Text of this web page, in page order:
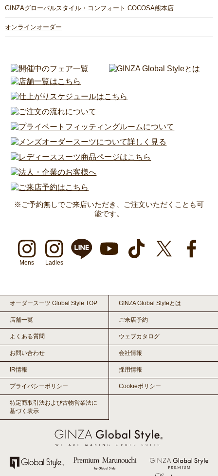
GINZAグローバルスタイル・コンフォート COCOSA熊本店
オンラインオーダー
※ご予約無しでご来店いただき、ご注文いただくことも可
能です。
Mens Ladies
オーダースーツ Global Style TOP GINZA Global Styleとは
店舗一覧 ご来店予約
よくある質問 ウェブカタログ
お問い合わせ 会社情報
IR情報 採用情報
プライバシーポリシー Cookieポリシー
特定商取引法および古物営業法に
基づく表示